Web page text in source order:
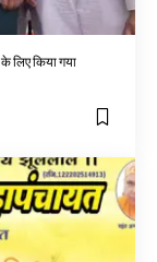
लिए किया गया